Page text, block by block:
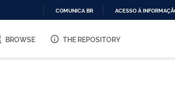
O
COMUNICA BR ACESSO À
BROWSE THE REPOSITORY